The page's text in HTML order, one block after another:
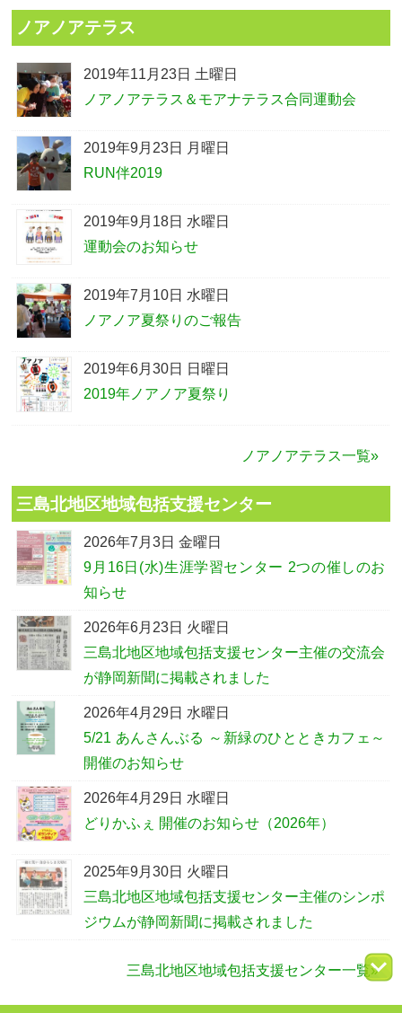
ノアノアテラス
2019年11月23日 土曜日
ノアノアテラス＆モアナテラス合同運動会
2019年9月23日 月曜日
RUN伴2019
2019年9月18日 水曜日
運動会のお知らせ
2019年7月10日 水曜日
ノアノア夏祭りのご報告
2019年6月30日 日曜日
2019年ノアノア夏祭り
ノアノアテラス一覧»
三島北地区地域包括支援センター
2026年7月3日 金曜日
9月16日(水)生涯学習センター 2つの催しのお
知らせ
2026年6月23日 火曜日
三島北地区地域包括支援センター主催の交流会
が静岡新聞に掲載されました
2026年4月29日 水曜日
5/21 あんさんぶる ～新緑のひとときカフェ～
開催のお知らせ
2026年4月29日 水曜日
どりかふぇ 開催のお知らせ（2026年）
2025年9月30日 火曜日
三島北地区地域包括支援センター主催のシンポ
ジウムが静岡新聞に掲載されました
三島北地区地域包括支援センター一覧»